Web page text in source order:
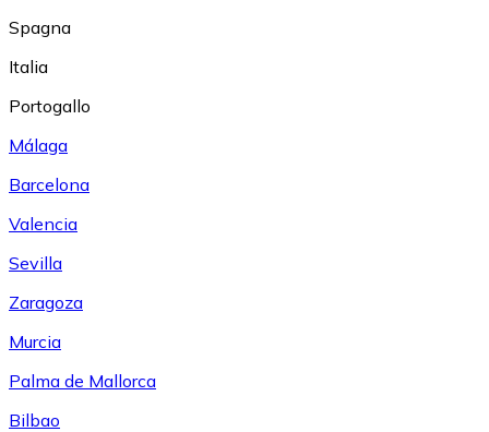
Spagna
Italia
Portogallo
Málaga
Barcelona
Valencia
Sevilla
Zaragoza
Murcia
Palma de Mallorca
Bilbao